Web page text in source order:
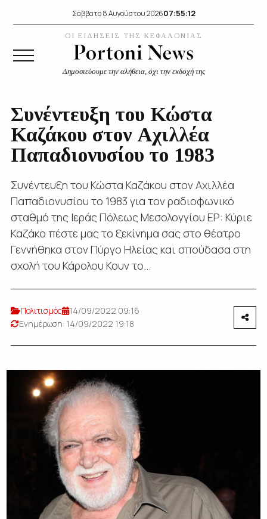
Σάββατο 8 Αυγούστου 202607:55:14
ΟΙ ΕΙΔΗΣΕΙΣ ΤΗΣ ΚΕΦΑΛΟΝΙΑΣ
Δημοσιεύουμε την αλήθεια, όχι την εκδοχή της
Συνέντευξη του Κώστα
Καζάκου στον Αχιλλέα
Παπαδιονυσίου το 1983
Συνέντευξη του Κώστα Καζάκου στον Αχιλλέα
Παπαδιονυσίου το 1983 για τον ραδιοφωνικό
σταθμό της Ιεράς Πόλεως Μεσολογγίου ΕΡ: Κύριε
Καζάκο πέστε μας το ξεκίνημα σας στο θέατρο
Γεννήθηκα στον Πύργο Ηλείας και σπούδασα στη
σχολή του Κάρολου Κουν το...
Πολιτισμός
14/09/2022 09:16
Ενημέρωση: 14/09/2022 19:18